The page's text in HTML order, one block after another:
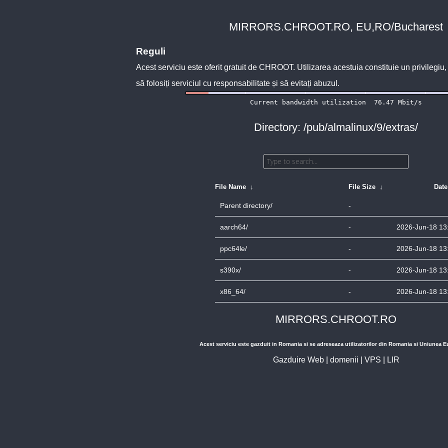
MIRRORS.CHROOT.RO, EU,RO/Bucharest
Reguli
Acest serviciu este oferit gratuit de CHROOT. Utilizarea acestuia constituie un
să folosiți serviciul cu responsabilitate și să evitați abuzul.
Directory: /pub/almalinux/9/extras/
File Name ↓ File Size ↓ Date
Parent directory/ -
aarch64/ - 2026-Jun-18
ppc64le/ - 2026-Jun-18
s390x/ - 2026-Jun-18
x86_64/ - 2026-Jun-18
MIRRORS.CHROOT.RO
Acest serviciu este gazduit in Romania si se adreseaza utilizatorilor din Romania si Uniunea
Gazduire Web| domenii VPS LIR